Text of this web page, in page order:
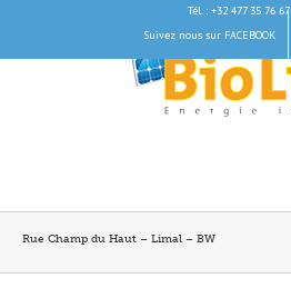
Tél. : +32 477 35 76 67
Suivez nous sur FACEBOOK
Rue Champ du Haut – Limal – BW